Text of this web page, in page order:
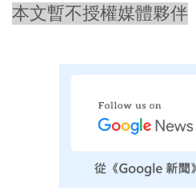
本文暫不授權媒體夥伴